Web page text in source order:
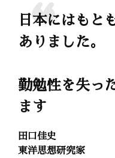
日本にはもと
ありました。
勤勉性を失っ
ます
田口佳史
東洋思想研究家